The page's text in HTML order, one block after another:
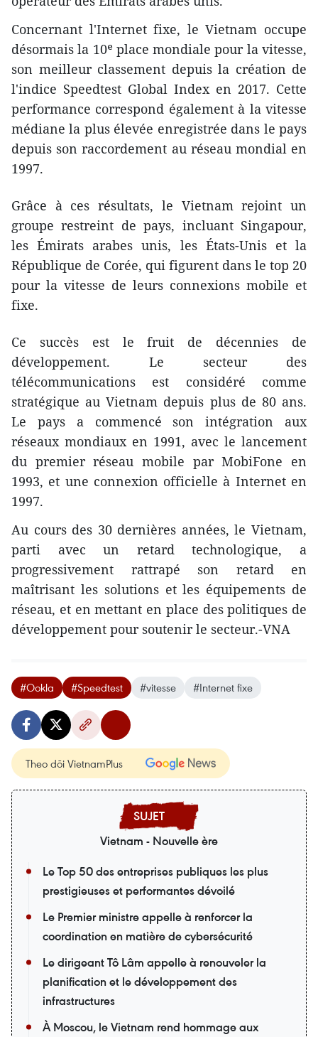
Concernant l'Internet fixe, le Vietnam occupe
désormais la 10ᵉ place mondiale pour la vitesse,
son meilleur classement depuis la création de
l'indice Speedtest Global Index en 2017. Cette
performance correspond également à la vitesse
médiane la plus élevée enregistrée dans le pays
depuis son raccordement au réseau mondial en
1997.
Grâce à ces résultats, le Vietnam rejoint un
groupe restreint de pays, incluant Singapour,
les Émirats arabes unis, les États-Unis et la
République de Corée, qui figurent dans le top 20
pour la vitesse de leurs connexions mobile et
fixe.
Ce succès est le fruit de décennies de
développement. Le secteur des
télécommunications est considéré comme
stratégique au Vietnam depuis plus de 80 ans.
Le pays a commencé son intégration aux
réseaux mondiaux en 1991, avec le lancement
du premier réseau mobile par MobiFone en
1993, et une connexion officielle à Internet en
1997.
Au cours des 30 dernières années, le Vietnam,
parti avec un retard technologique, a
progressivement rattrapé son retard en
maîtrisant les solutions et les équipements de
réseau, et en mettant en place des politiques de
développement pour soutenir le secteur.-VNA
#Ookla #Speedtest #vitesse #Internet fixe
Theo dõi VietnamPlus
Vietnam - Nouvelle ère
Le Top 50 des entreprises publiques les plus
prestigieuses et performantes dévoilé
Le Premier ministre appelle à renforcer la
coordination en matière de cybersécurité
Le dirigeant Tô Lâm appelle à renouveler la
planification et le développement des
infrastructures
À Moscou, le Vietnam rend hommage aux